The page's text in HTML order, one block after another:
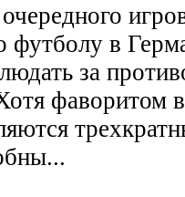
футболу в
за
фаворитом